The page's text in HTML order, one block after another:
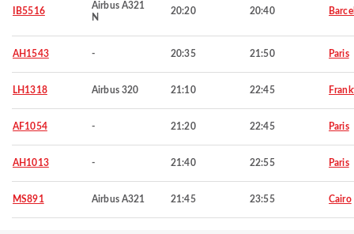
IB5516
Airbus A321
N
20:20 20:40
AH1543 - 20:35 21:50 Paris
LH1318 Airbus 320 21:10 22:45
AF1054 - 21:20 22:45 Paris
AH1013 - 21:40 22:55 Paris
MS891 Airbus A321 21:45 23:55 Cairo